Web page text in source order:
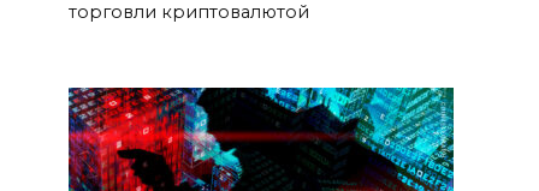
торговли криптовалютой